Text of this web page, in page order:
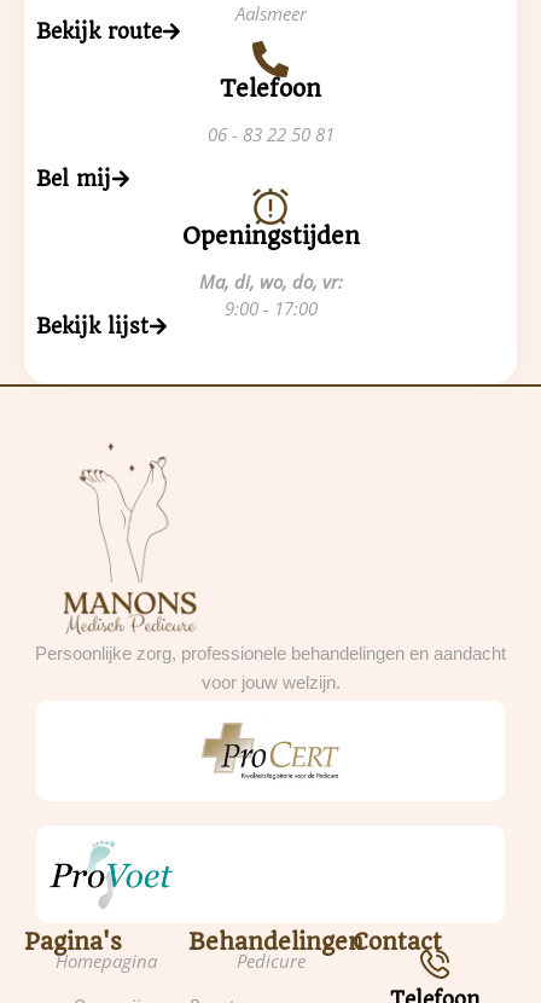
Aalsmeer
Bekijk route
Telefoon
06 - 83 22 50 81
Bel mij
Openingstijden
Ma, di, wo, do, vr:
9:00 - 17:00
Bekijk lijst
Persoonlijke zorg, professionele behandelingen en aandacht
voor jouw welzijn.
Pagina's
Homepagina
Behandelingen
Pedicure
Contact